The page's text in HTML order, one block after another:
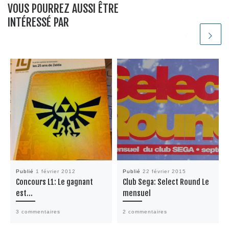
VOUS POURREZ AUSSI ÊTRE
INTÉRESSÉ PAR
Publié 1 février 2012
Concours L1: Le gagnant
est…
3 commentaires
Publié 22 février 2015
Club Sega: Select Round Le
mensuel
2 commentaires